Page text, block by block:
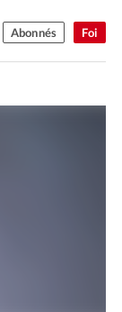
Foi
Abonnés